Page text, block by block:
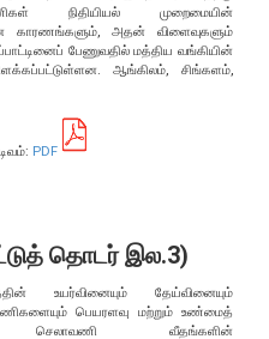
நடைமுறைகள்
Comments
நிதியியல் முறைமையின்
காரணங்களும், அதன் விளைவுகளும்
பேணுவதில் மத்திய வங்கியின்
ஆங்கிலம், சிங்களம்,
PDF
தொடர் இல.3)
உயர்வினையும் தேய்வினையும்
பெயரளவு மற்றும் உண்மைத்
செலாவணி வீதங்களின்